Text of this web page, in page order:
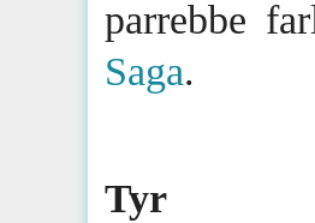
parrebbe
Saga.
Tyr